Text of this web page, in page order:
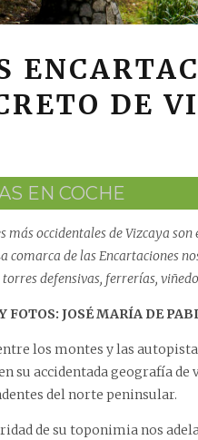
DE
EN COCHE
más occidentales de Vizcaya
comarca de las Encartaciones
torres defensivas, ferrerías,
FOTOS: JOSÉ MARÍA DE
los montes y las
su accidentada geografía
del norte peninsular.
de su toponimia nos